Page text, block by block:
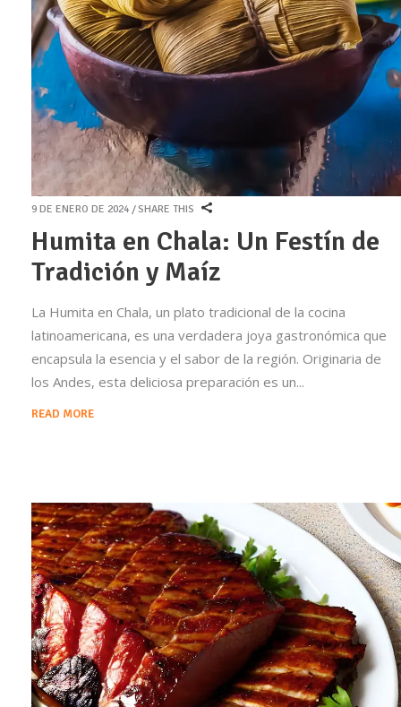
9 DE ENERO DE 2024 SHARE THIS
Humita en Chala: Un Festín de
Tradición y Maíz
La Humita en Chala, un plato tradicional de la cocina
latinoamericana, es una verdadera joya gastronómica que
encapsula la esencia y el sabor de la región. Originaria de
los Andes, esta deliciosa preparación es un
READ MORE